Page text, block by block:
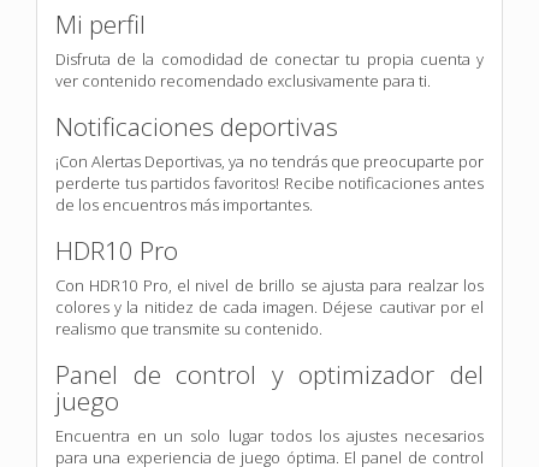
Mi perfil
Disfruta de la comodidad de conectar tu propia cuenta y
ver contenido recomendado exclusivamente para ti.
Notificaciones deportivas
¡Con Alertas Deportivas, ya no tendrás que preocuparte por
perderte tus partidos favoritos! Recibe notificaciones antes
de los encuentros más importantes.
HDR10 Pro
Con HDR10 Pro, el nivel de brillo se ajusta para realzar los
colores y la nitidez de cada imagen. Déjese cautivar por el
realismo que transmite su contenido.
Panel de control y optimizador del
juego
Encuentra en un solo lugar todos los ajustes necesarios
para una experiencia de juego óptima. El panel de control